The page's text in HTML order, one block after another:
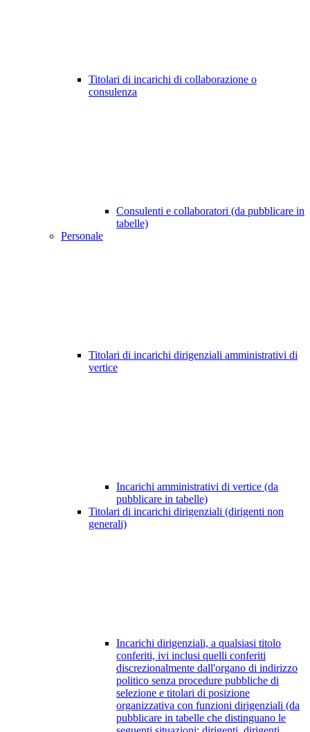
Titolari di incarichi di collaborazione o
consulenza
Consulenti e collaboratori (da pubblicare in
tabelle)
Personale
Titolari di incarichi dirigenziali amministrativi di
vertice
Incarichi amministrativi di vertice (da
pubblicare in tabelle)
Titolari di incarichi dirigenziali (dirigenti non
generali)
Incarichi dirigenziali, a qualsiasi titolo
conferiti, ivi inclusi quelli conferiti
discrezionalmente dall'organo di indirizzo
politico senza procedure pubbliche di
selezione e titolari di posizione
organizzativa con funzioni dirigenziali (da
pubblicare in tabelle che distinguano le